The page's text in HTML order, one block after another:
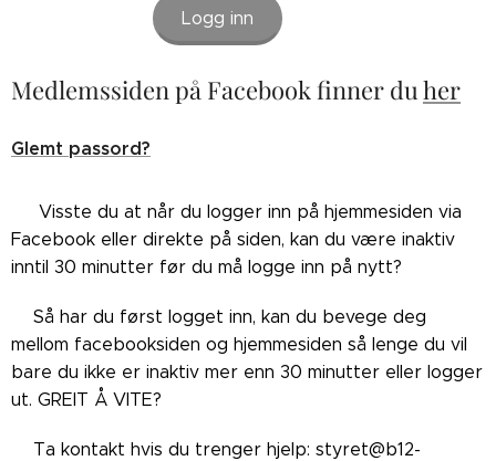
Logg inn
Medlemssiden på Facebook finner duher
Glemt passord?
👉🏼Visste du at når du logger inn på hjemmesiden via
Facebook eller direkte på siden, kan du være inaktiv
inntil 30 minutter før du må logge inn på nytt?
👉🏼Så har du først logget inn, kan du bevege deg
mellom facebooksiden og hjemmesiden så lenge du vil
bare du ikke er inaktiv mer enn 30 minutter eller logger
ut. GREIT Å VITE?
👉🏼Ta kontakt hvis du trenger hjelp: styret@b12-